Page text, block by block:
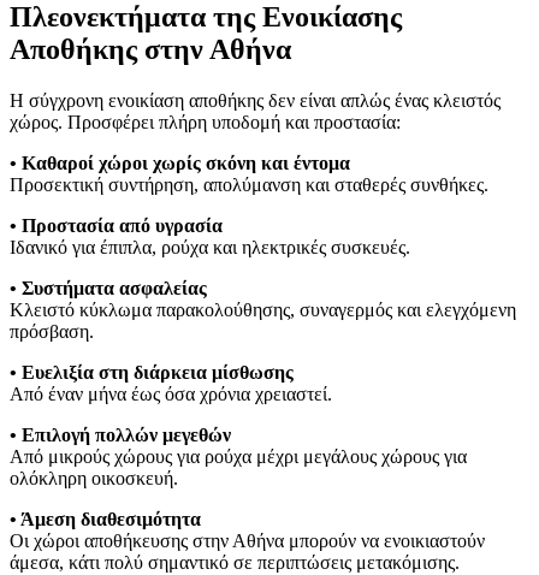
Πλεονεκτήματα της Ενοικίασης
Αποθήκης στην Αθήνα
Η σύγχρονη ενοικίαση αποθήκης δεν είναι απλώς ένας κλειστός
χώρος. Προσφέρει πλήρη υποδομή και προστασία:
• Καθαροί χώροι χωρίς σκόνη και έντομα
Προσεκτική συντήρηση, απολύμανση και σταθερές συνθήκες.
• Προστασία από υγρασία
Ιδανικό για έπιπλα, ρούχα και ηλεκτρικές συσκευές.
• Συστήματα ασφαλείας
Κλειστό κύκλωμα παρακολούθησης, συναγερμός και ελεγχόμενη
πρόσβαση.
• Ευελιξία στη διάρκεια μίσθωσης
Από έναν μήνα έως όσα χρόνια χρειαστεί.
• Επιλογή πολλών μεγεθών
Από μικρούς χώρους για ρούχα μέχρι μεγάλους χώρους για
ολόκληρη οικοσκευή.
• Άμεση διαθεσιμότητα
Οι χώροι αποθήκευσης στην Αθήνα μπορούν να ενοικιαστούν
άμεσα, κάτι πολύ σημαντικό σε περιπτώσεις μετακόμισης.